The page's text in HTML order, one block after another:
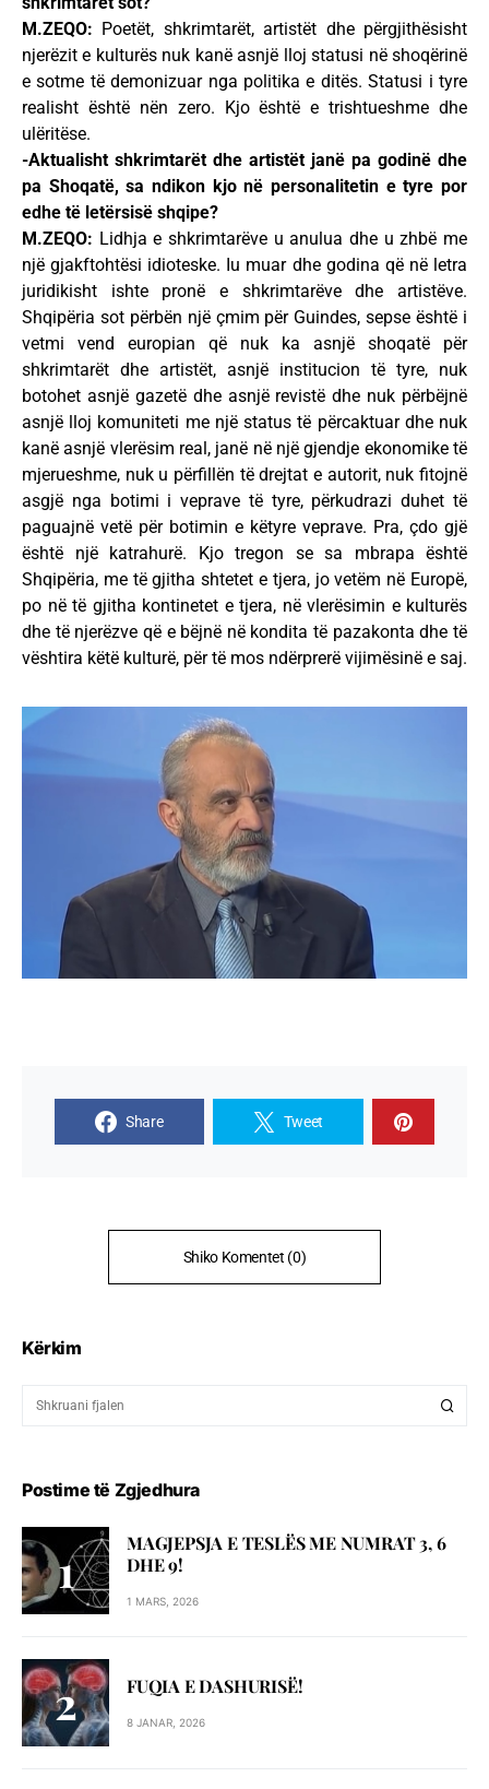
M.ZEQO: Poetët, shkrimtarët, artistët dhe përgjithësisht
njerëzit e kulturës nuk kanë asnjë lloj statusi në shoqërinë
e sotme të demonizuar nga politika e ditës. Statusi i tyre
realisht është nën zero. Kjo është e trishtueshme dhe
ulëritëse.
-Aktualisht shkrimtarët dhe artistët janë pa godinë dhe
pa Shoqatë, sa ndikon kjo në personalitetin e tyre por
edhe të letërsisë shqipe?
M.ZEQO: Lidhja e shkrimtarëve u anulua dhe u zhbë me
një gjakftohtësi idioteske. Iu muar dhe godina që në letra
juridikisht ishte pronë e shkrimtarëve dhe artistëve.
Shqipëria sot përbën një çmim për Guindes, sepse është i
vetmi vend europian që nuk ka asnjë shoqatë për
shkrimtarët dhe artistët, asnjë institucion të tyre, nuk
botohet asnjë gazetë dhe asnjë revistë dhe nuk përbëjnë
asnjë lloj komuniteti me një status të përcaktuar dhe nuk
kanë asnjë vlerësim real, janë në një gjendje ekonomike të
mjerueshme, nuk u përfillën të drejtat e autorit, nuk fitojnë
asgjë nga botimi i veprave të tyre, përkudrazi duhet të
paguajnë vetë për botimin e këtyre veprave. Pra, çdo gjë
është një katrahurë. Kjo tregon se sa mbrapa është
Shqipëria, me të gjitha shtetet e tjera, jo vetëm në Europë,
po në të gjitha kontinetet e tjera, në vlerësimin e kulturës
dhe të njerëzve që e bëjnë në kondita të pazakonta dhe të
vështira këtë kulturë, për të mos ndërprerë vijimësinë e saj.
Share Tweet
Shiko Komentet (0)
Kërkim
Postime të Zgjedhura
MAGJEPSJA E TESLËS ME NUMRAT 3, 6
DHE 9!
1 MARS, 2026
FUQIA E DASHURISË!
8 JANAR, 2026